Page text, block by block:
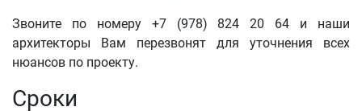
Звоните по номеру +7 (978) 824 20 64 и наши
архитекторы Вам перезвонят для уточнения всех
нюансов по проекту.
Сроки